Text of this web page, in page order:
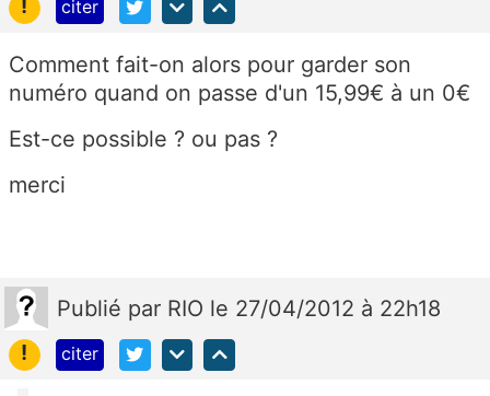
!
citer
Comment fait-on alors pour garder son
numéro quand on passe d'un 15,99€ à un 0€
Est-ce possible ? ou pas ?
merci
Publié par RIO le 27/04/2012 à 22h18
!
citer